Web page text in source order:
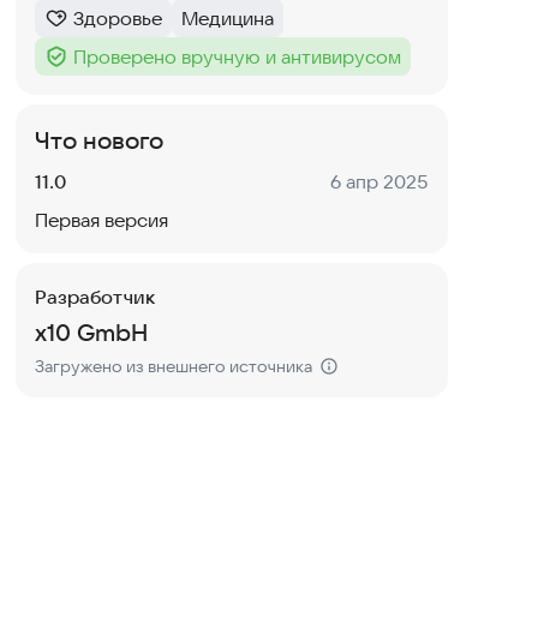
Категория:
Здоровье
Тег:
Медицина
Тег :
Проверено вручную и антивирусом
Что нового
Версия:
11.0 Дата:
6 апр 2025
Первая версия
Разработчик
x10 GmbH
Загружено из внешнего источника